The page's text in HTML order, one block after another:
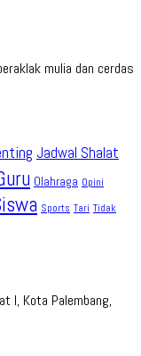
mulia dan cerdas
Jadwal Shalat
Olahraga Opini
Sports Tari Tidak
I, Kota Palembang,